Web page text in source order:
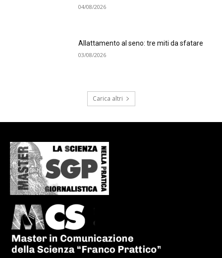
04/08/2026
Allattamento al seno: tre miti da sfatare
03/08/2026
Carica altri